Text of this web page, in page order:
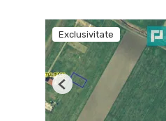
Exclusivitate
Previous